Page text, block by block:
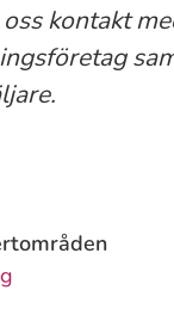
kontakt